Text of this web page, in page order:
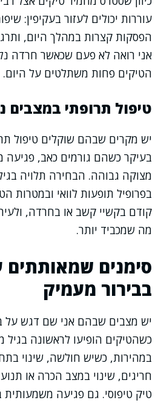
עוררות יכולים לעזור בעקיפין:
הפסקות קצרות במהלך היום,
אני רואה לא פעם שכאשר חרדה
הטיקים פחות משתלטים על היום.
טיפול תרופתי במצבים
יש מקרים שבהם שוקלים טיפול
בעיקר כשהם גורמים כאב, פגיעה
מצוקה גבוהה. הבחירה תלויה
בפרופיל תופעות לוואי ובמטרות
קודם בקשיי קשב או בחרדה,
מה שמכביד יותר.
סימנים שמאותתים
בבירור מעמיק
יש מצבים שבהם אני שם דגש על
כשהטיקים הופיעו לראשונה
במהירות, כשיש חולשה, שינוי
חריגים, שינוי במצב הכרה או
טיק טיפוסי. גם פגיעה משמעותית